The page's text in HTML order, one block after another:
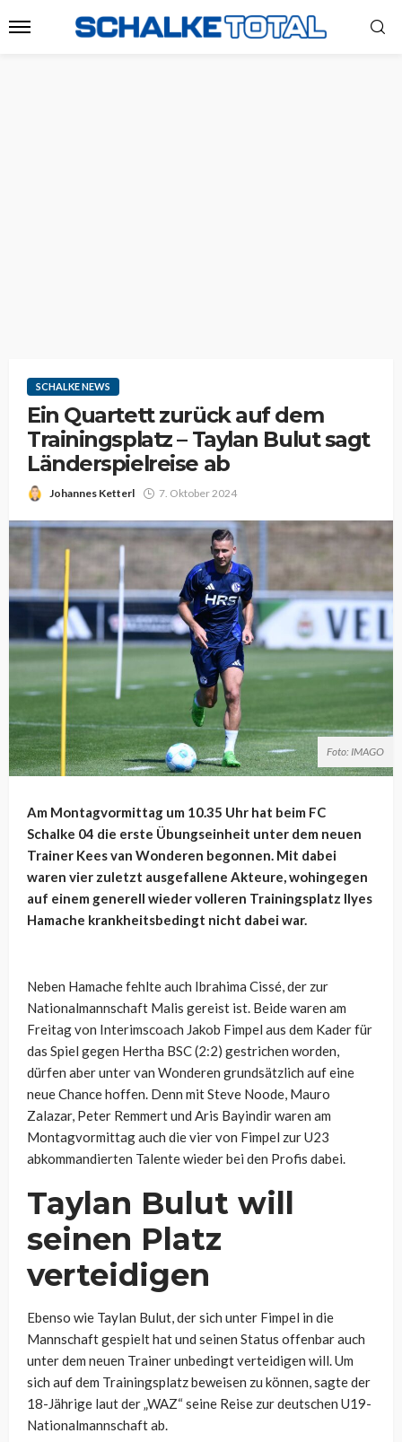
SCHALKE NEWS
Ein Quartett zurück auf dem
Trainingsplatz – Taylan Bulut sagt
Länderspielreise ab
Johannes Ketterl 7. Oktober 2024
Foto: IMAGO
Am Montagvormittag um 10.35 Uhr hat beim FC
Schalke 04 die erste Übungseinheit unter dem neuen
Trainer Kees van Wonderen begonnen. Mit dabei
waren vier zuletzt ausgefallene Akteure, wohingegen
auf einem generell wieder volleren Trainingsplatz Ilyes
Hamache krankheitsbedingt nicht dabei war.
Neben Hamache fehlte auch Ibrahima Cissé, der zur
Nationalmannschaft Malis gereist ist. Beide waren am
Freitag von Interimscoach Jakob Fimpel aus dem Kader für
das Spiel gegen Hertha BSC (2:2) gestrichen worden,
dürfen aber unter van Wonderen grundsätzlich auf eine
neue Chance hoffen. Denn mit Steve Noode, Mauro
Zalazar, Peter Remmert und Aris Bayindir waren am
Montagvormittag auch die vier von Fimpel zur U23
abkommandierten Talente wieder bei den Profis dabei.
Taylan Bulut will
seinen Platz
verteidigen
Ebenso wie Taylan Bulut, der sich unter Fimpel in die
Mannschaft gespielt hat und seinen Status offenbar auch
unter dem neuen Trainer unbedingt verteidigen will. Um
sich auf dem Trainingsplatz beweisen zu können, sagte der
18-Jährige laut der „WAZ“ seine Reise zur deutschen U19-
Nationalmannschaft ab.